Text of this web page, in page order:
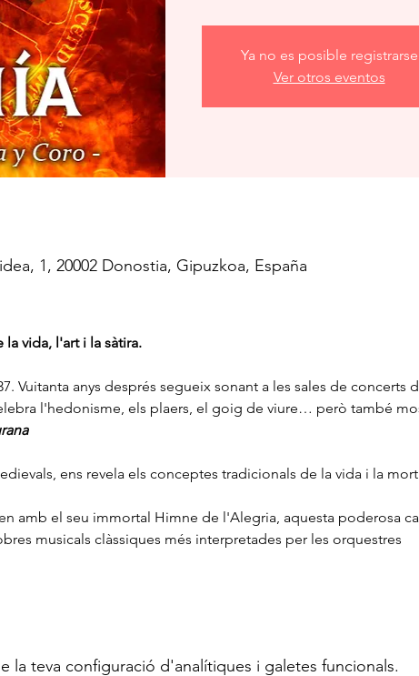
Ya no es posible registrarse
Ver otros eventos
1, 20002 Donostia, Gipuzkoa, España
vida, l'art i la sàtira.
l'hedonisme, els plaers, el goig de viure… però també
ens revela els conceptes tradicionals de la vida i la
amb el seu immortal Himne de l'Alegria, aquesta poderosa
musicals clàssiques més interpretades per les orquestres
la teva configuració d'analítiques i galetes funcionals.